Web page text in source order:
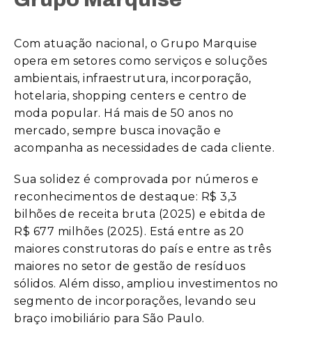
Com atuação nacional, o Grupo Marquise
opera em setores como serviços e soluções
ambientais, infraestrutura, incorporação,
hotelaria, shopping centers e centro de
moda popular. Há mais de 50 anos no
mercado, sempre busca inovação e
acompanha as necessidades de cada cliente.
Sua solidez é comprovada por números e
reconhecimentos de destaque: R$ 3,3
bilhões de receita bruta (2025) e ebitda de
R$ 677 milhões (2025). Está entre as 20
maiores construtoras do país e entre as três
maiores no setor de gestão de resíduos
sólidos. Além disso, ampliou investimentos no
segmento de incorporações, levando seu
braço imobiliário para São Paulo.